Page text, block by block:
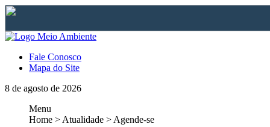
Fale Conosco
Mapa do Site
8 de agosto de 2026
Menu
Home > Atualidade > Agende-se